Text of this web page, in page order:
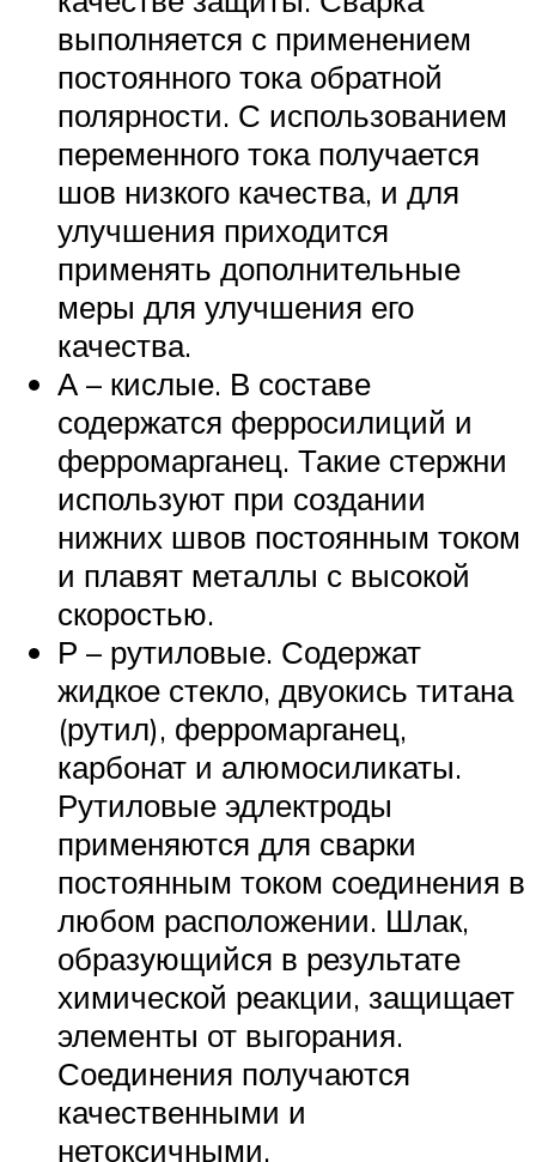
выполняется с применением
постоянного тока обратной
полярности. С использованием
переменного тока получается
шов низкого качества, и для
улучшения приходится
применять дополнительные
меры для улучшения его
качества.
А – кислые. В составе
содержатся ферросилиций и
ферромарганец. Такие стержни
используют при создании
нижних швов постоянным током
и плавят металлы с высокой
скоростью.
Р – рутиловые. Содержат
жидкое стекло, двуокись титана
(рутил), ферромарганец,
карбонат и алюмосиликаты.
Рутиловые эдлектроды
применяются для сварки
постоянным током соединения в
любом расположении. Шлак,
образующийся в результате
химической реакции, защищает
элементы от выгорания.
Соединения получаются
качественными и
нетоксичными.